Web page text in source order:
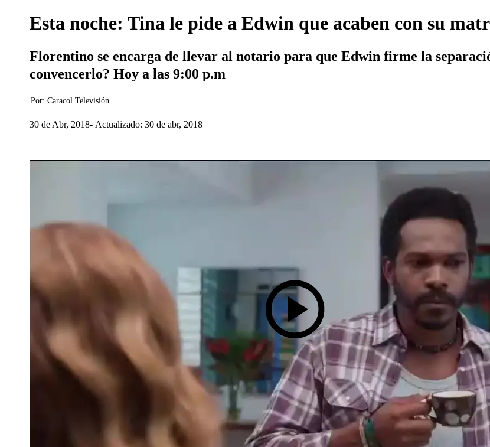
Esta noche: Tina le pide a Edwin que acaben con su
Florentino se encarga de llevar al notario para que Edwin firme la
convencerlo? Hoy a las 9:00 p.m
Por: Caracol Televisión
30 de Abr, 2018 Actualizado: 30 de abr, 2018